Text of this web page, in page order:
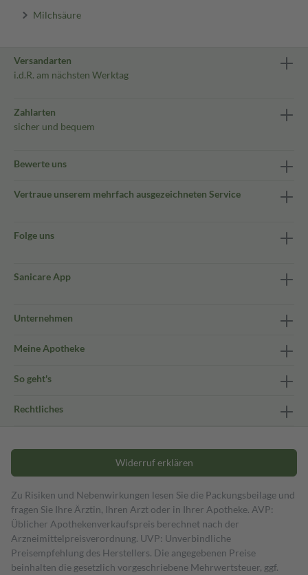
Milchsäure
Versandarten
i.d.R. am nächsten Werktag
Zahlarten
sicher und bequem
Bewerte uns
Vertraue unserem mehrfach ausgezeichneten Service
Folge uns
Sanicare App
Unternehmen
Meine Apotheke
So geht's
Rechtliches
Widerruf erklären
Zu Risiken und Nebenwirkungen lesen Sie die Packungsbeilage und
fragen Sie Ihre Ärztin, Ihren Arzt oder in Ihrer Apotheke. AVP:
Üblicher Apothekenverkaufspreis berechnet nach der
Arzneimittelpreisverordnung. UVP: Unverbindliche
Preisempfehlung des Herstellers. Die angegebenen Preise
beinhalten die gesetzlich vorgeschriebene Mehrwertsteuer, ggf.